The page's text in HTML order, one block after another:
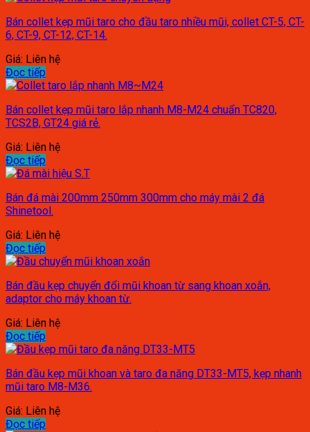
Bán collet kẹp mũi taro cho đầu taro nhiều mũi, collet CT-5, CT-
6, CT-9, CT-12, CT-14.
Giá: Liên hệ
Đọc tiếp
Bán collet kẹp mũi taro lắp nhanh M8-M24 chuẩn TC820,
TCS2B, GT24 giá rẻ.
Giá: Liên hệ
Đọc tiếp
Bán đá mài 200mm 250mm 300mm cho máy mài 2 đá
Shinetool.
Giá: Liên hệ
Đọc tiếp
Bán đầu kẹp chuyển đổi mũi khoan từ sang khoan xoắn,
adaptor cho máy khoan từ.
Giá: Liên hệ
Đọc tiếp
Bán đầu kẹp mũi khoan và taro đa năng DT33-MT5, kẹp nhanh
mũi taro M8-M36.
Giá: Liên hệ
Đọc tiếp